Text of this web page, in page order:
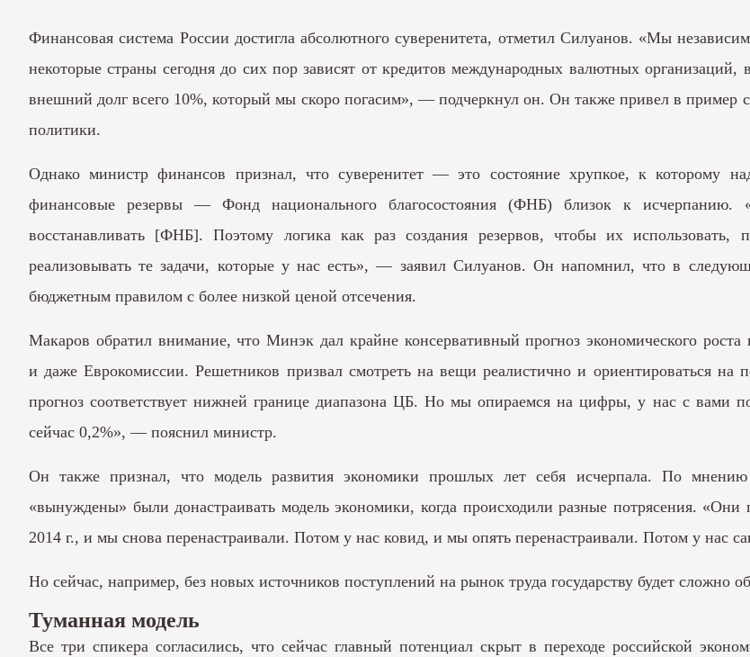
Финансовая система России достигла абсолютного суверенитета, отметил Силуанов. «Мы
некоторые страны сегодня до сих пор зависят от кредитов международных валютных
внешний долг всего 10%, который мы скоро погасим», — подчеркнул он. Он также привел в пример
политики.
Однако министр финансов признал, что суверенитет — это состояние хрупкое, к которому
финансовые резервы — Фонд национального благосостояния (ФНБ) близок к исчерпанию.
восстанавливать [ФНБ]. Поэтому логика как раз создания резервов, чтобы их
реализовывать те задачи, которые у нас есть», — заявил Силуанов. Он напомнил, что в
бюджетным правилом с более низкой ценой отсечения.
Макаров обратил внимание, что Минэк дал крайне консервативный прогноз экономического
и даже Еврокомиссии. Решетников призвал смотреть на вещи реалистично и ориентироваться на
прогноз соответствует нижней границе диапазона ЦБ. Но мы опираемся на цифры, у нас с вами
сейчас 0,2%», — пояснил министр.
Он также признал, что модель развития экономики прошлых лет себя исчерпала. По
«вынуждены» были донастраивать модель экономики, когда происходили разные потрясения.
2014 г., и мы снова перенастраивали. Потом у нас ковид, и мы опять перенастраивали. Потом у нас
Но сейчас, например, без новых источников поступлений на рынок труда государству будет сложно
Туманная модель
Все три спикера согласились, что сейчас главный потенциал скрыт в переходе российской